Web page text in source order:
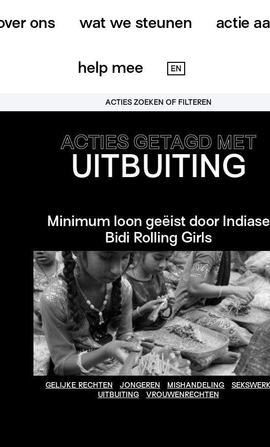
ons wat we steunen actie
help mee EN
ACTIES ZOEKEN OF FILTEREN
ACTIES GETAGD MET
UITBUITING
Minimum loon geëist door Indiase
Bidi Rolling Girls
GELIJKE RECHTEN JONGEREN MISHANDELING
UITBUITING
VROUWENRECHTEN